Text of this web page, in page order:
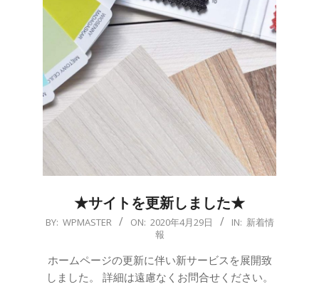
★サイトを更新しました★
2020-
29
BY: WPMASTER ON: 2020年4月29日 IN: 新着情
報
ホームページの更新に伴い新サービスを展開致
しました。 詳細は遠慮なくお問合せください。